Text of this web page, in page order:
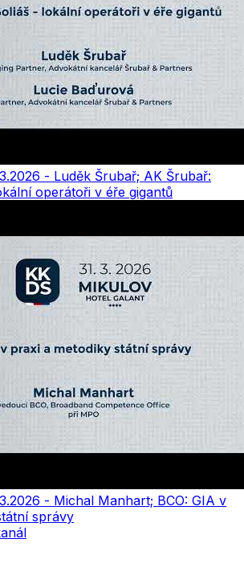
- Luděk Šrubař; AK Šrubař:
operátoři v éře gigantů
- Michal Manhart; BCO: GIA v
správy